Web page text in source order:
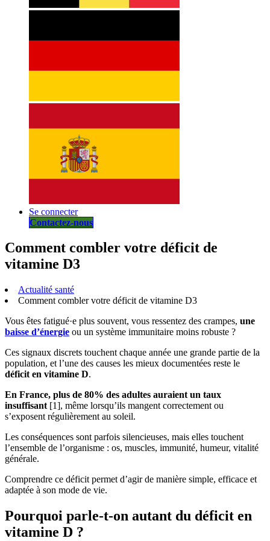
Se connecter
Contactez-nous
Comment combler votre déficit de
vitamine D3
Actualité santé
Comment combler votre déficit de vitamine D3
Vous êtes fatigué·e plus souvent, vous ressentez des crampes, une
baisse d’énergie ou un système immunitaire moins robuste ?
Ces signaux discrets touchent chaque année une grande partie de la
population, et l’une des causes les mieux documentées reste le
déficit en vitamine D.
En France, plus de 80% des adultes auraient un taux
insuffisant [1], même lorsqu’ils mangent correctement ou
s’exposent régulièrement au soleil.
Les conséquences sont parfois silencieuses, mais elles touchent
l’ensemble de l’organisme : os, muscles, immunité, humeur, vitalité
générale.
Comprendre ce déficit permet d’agir de manière simple, efficace et
adaptée à son mode de vie.
Pourquoi parle-t-on autant du déficit en
vitamine D ?